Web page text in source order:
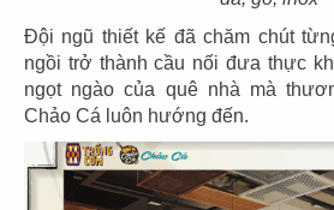
Đội ngũ thiết kế đã chăm chút
ngồi trở thành cầu nối đưa thực
ngọt ngào của quê nhà mà
Chảo Cá luôn hướng đến.
35
EL GAUCHO
36
EL